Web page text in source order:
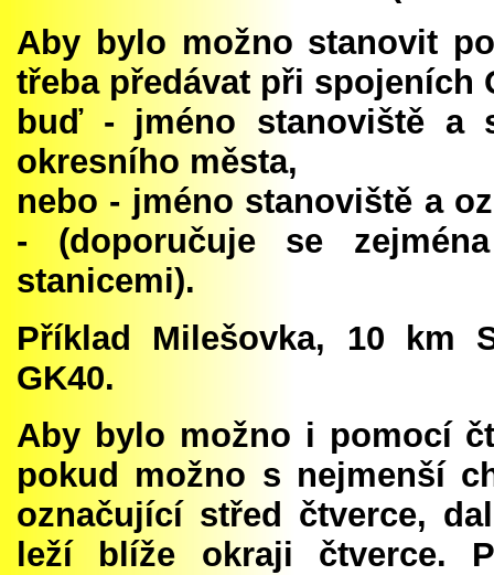
Aby bylo možno stanovit
třeba předávat při spojeních
buď - jméno stanoviště a
okresního města,
nebo - jméno stanoviště a
- (doporučuje se
stanicemi).
Příklad Milešovka, 10 km
GK40.
Aby bylo možno i pomocí
pokud možno s nejmenší
označující střed čtverce,
leží blíže okraji čtverce.